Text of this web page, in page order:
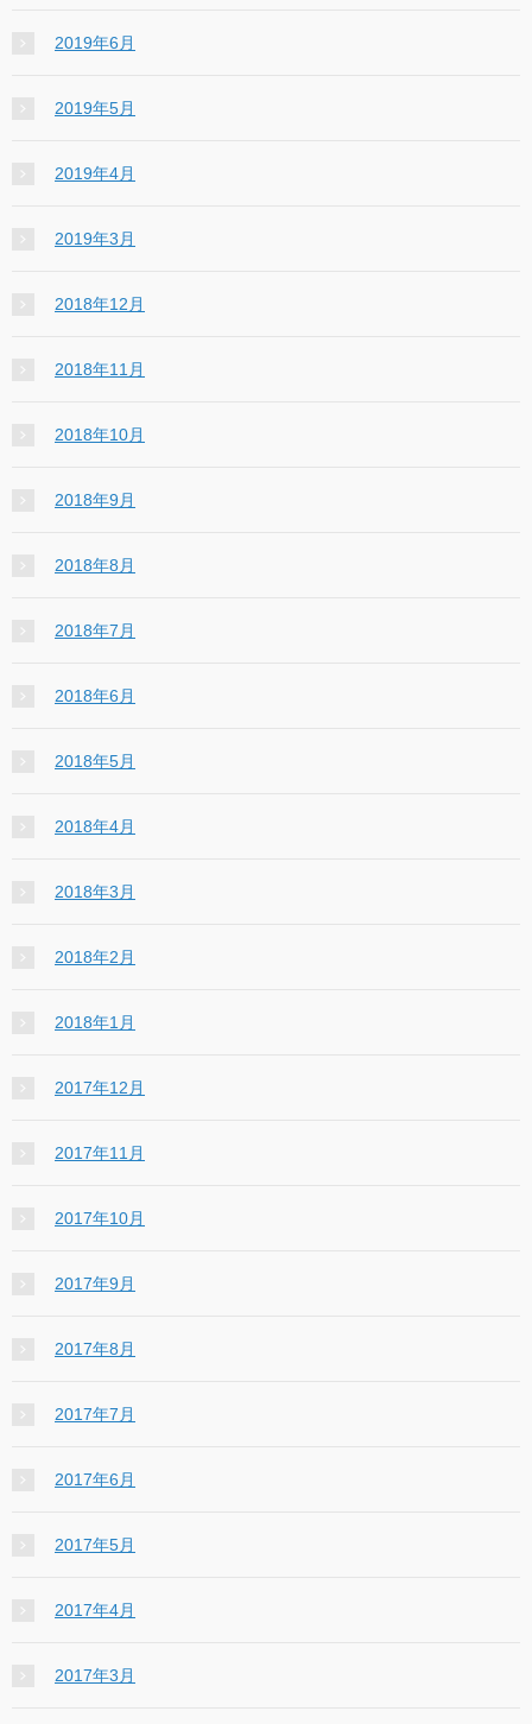
2019年6月
2019年5月
2019年4月
2019年3月
2018年12月
2018年11月
2018年10月
2018年9月
2018年8月
2018年7月
2018年6月
2018年5月
2018年4月
2018年3月
2018年2月
2018年1月
2017年12月
2017年11月
2017年10月
2017年9月
2017年8月
2017年7月
2017年6月
2017年5月
2017年4月
2017年3月